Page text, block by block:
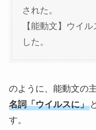
された。
【能動文】ウイ
した。
のように、能動文の
名詞「ウイルスに」
す。